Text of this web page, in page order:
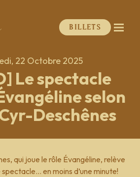
Billets
22 Octobre 2025
Le spectacle
selon
Deschênes
qui joue le rôle Évangéline, relève
en moins d’une minute!